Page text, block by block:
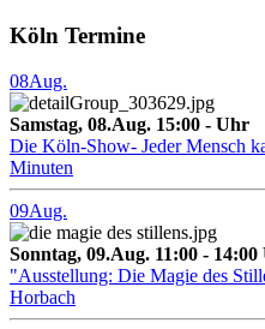
Köln Termine
08Aug.
Samstag, 08.Aug. 15:00 - Uhr
Die Köln-Show- Jeder Mensch
Minuten
09Aug.
Sonntag, 09.Aug. 11:00 -
"Ausstellung: Die Magie des
Horbach